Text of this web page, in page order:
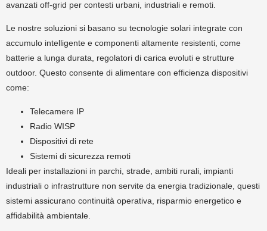
avanzati off-grid per contesti urbani, industriali e remoti.
Le nostre soluzioni si basano su tecnologie solari integrate con
accumulo intelligente e componenti altamente resistenti, come
batterie a lunga durata, regolatori di carica evoluti e strutture
outdoor. Questo consente di alimentare con efficienza dispositivi
come:
Telecamere IP
Radio WISP
Dispositivi di rete
Sistemi di sicurezza remoti
Ideali per installazioni in parchi, strade, ambiti rurali, impianti
industriali o infrastrutture non servite da energia tradizionale, questi
sistemi assicurano continuità operativa, risparmio energetico e
affidabilità ambientale.